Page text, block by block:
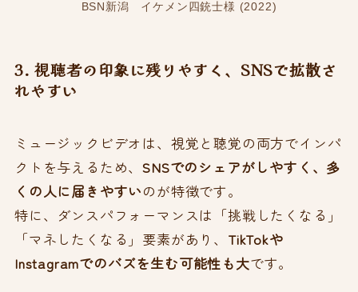
BSN新潟 イケメン四銃士様 (2022)
3. 視聴者の印象に残りやすく、SNSで拡散さ
れやすい
ミュージックビデオは、視覚と聴覚の両方でインパ
クトを与えるため、SNSでのシェアがしやすく、多
くの人に届きやすいのが特徴です。
特に、ダンスパフォーマンスは「挑戦したくなる」
「マネしたくなる」要素があり、 TikTokや
Instagramでのバズを生む可能性も大です。